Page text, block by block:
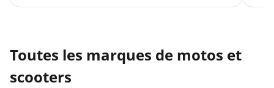
Toutes les marques de motos et
scooters